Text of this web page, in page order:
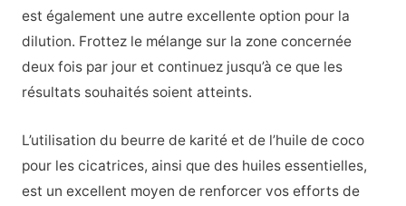
est également une autre excellente option pour la
dilution. Frottez le mélange sur la zone concernée
deux fois par jour et continuez jusqu’à ce que les
résultats souhaités soient atteints.
L’utilisation du beurre de karité et de l’huile de coco
pour les cicatrices, ainsi que des huiles essentielles,
est un excellent moyen de renforcer vos efforts de